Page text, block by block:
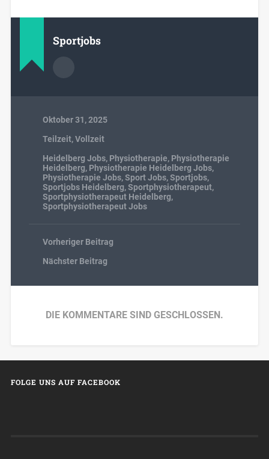
Sportjobs
Oktober 31, 2025
Teilzeit,Vollzeit
Heidelberg Jobs, Physiotherapie, Physiotherapie
Heidelberg, Physiotherapie Heidelberg Jobs,
Physiotherapie Jobs,Sport Jobs,Sportjobs,
Sportjobs Heidelberg,Sportphysiotherapeut,
Sportphysiotherapeut Heidelberg,
Sportphysiotherapeut Jobs
Vorheriger Beitrag
Nächster Beitrag
DIE KOMMENTARE SIND GESCHLOSSEN.
FOLGE UNS AUF FACEBOOK